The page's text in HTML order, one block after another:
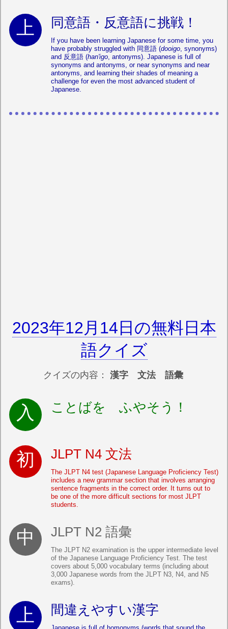
同意語・反意語に挑戦！
If you have been learning Japanese for some time, you
have probably struggled with 同意語 (dooigo, synonyms)
and 反意語 (han'igo, antonyms). Japanese is full of
synonyms and antonyms, or near synonyms and near
antonyms, and learning their shades of meaning a
challenge for even the most advanced student of
Japanese.
2023年12月14日の無料日本
語クイズ
クイズの内容： 漢字 文法 語彙
ことばを ふやそう！
JLPT N4 文法
The JLPT N4 test (Japanese Language Proficiency Test)
includes a new grammar section that involves arranging
sentence fragments in the correct order. It turns out to
be one of the more difficult sections for most JLPT
students.
JLPT N2 語彙
The JLPT N2 examination is the upper intermediate level
of the Japanese Language Proficiency Test. The test
covers about 5,000 vocabulary terms (including about
3,000 Japanese words from the JLPT N3, N4, and N5
exams).
間違えやすい漢字